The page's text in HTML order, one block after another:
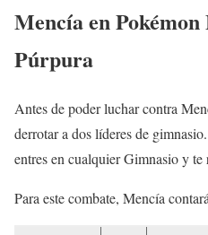
Mencía en
Púrpura
Antes de poder luchar contra
derrotar a dos líderes de
entres en cualquier Gimnasio y te
Para este combate, Mencía